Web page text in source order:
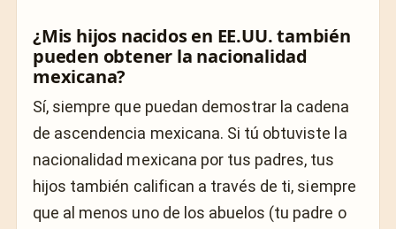
¿Mis hijos nacidos en EE.UU. también
pueden obtener la nacionalidad
mexicana?
Sí, siempre que puedan demostrar la cadena
de ascendencia mexicana. Si tú obtuviste la
nacionalidad mexicana por tus padres, tus
hijos también califican a través de ti, siempre
que al menos uno de los abuelos (tu padre o